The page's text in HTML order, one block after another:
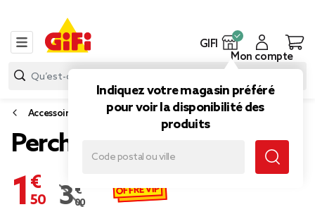
GIFI
Indiquez votre magasin préféré
pour voir la disponibilité des
produits
Mon compte
Accessoires smartphone et tablette
Perche à selfie basique
1,50 €
Prix remisé de 3,00 € à 1,50 €
3,00 € OFFRE VIP